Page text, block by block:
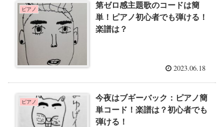
ピアノ
第ゼロ感主題歌のコードは簡
単！ピアノ初心者でも弾ける！
楽譜は？
2023.06.18
ピアノ
今夜はブギーバック：ピアノ簡
単コード！楽譜は？初心者でも
弾ける！